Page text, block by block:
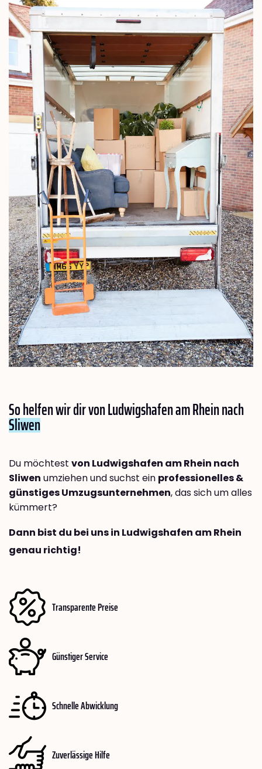
So helfen wir dir von Ludwigshafen am Rhein nach
Sliwen
Du möchtest von Ludwigshafen am Rhein nach
Sliwen umziehen und suchst ein professionelles &
günstiges Umzugsunternehmen, das sich um alles
kümmert?
Dann bist du bei uns in Ludwigshafen am Rhein
genau richtig!
Transparente Preise
Günstiger Service
Schnelle Abwicklung
Zuverlässige Hilfe